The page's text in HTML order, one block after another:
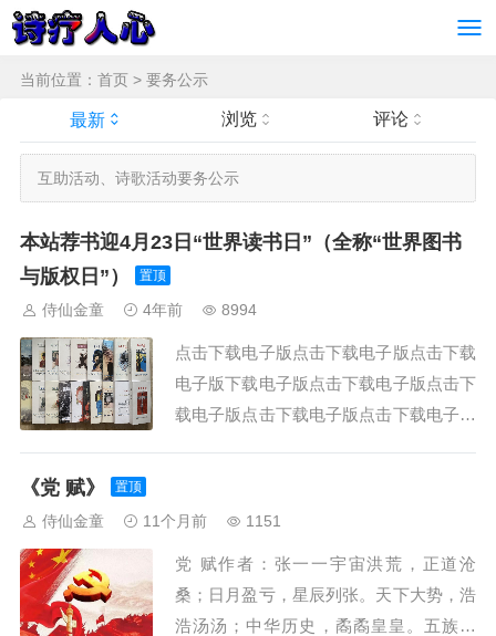
当前位置： 首页 > 要务公示
最新 浏览 评论
互助活动、诗歌活动要务公示
本站荐书迎4月23日“世界读书日”（全称“世界图书
与版权日”）
置顶
侍仙金童 4年前 8994
点击下载电子版点击下载电子版点击下载
电子版下载电子版点击下载电子版点击下
载电子版点击下载电子版点击下载电子版
《党 赋》 置顶
侍仙金童 11个月前 1151
党 赋作者：张一一宇宙洪荒，正道沧
桑；日月盈亏，星辰列张。天下大势，浩
浩汤汤；中华历史，矞矞皇皇。五族为